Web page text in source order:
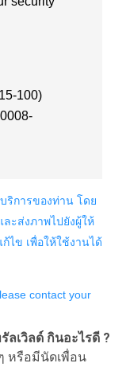
ลเวิลด์ กินอะไรดี ?
หรือมีนัดเพื่อน